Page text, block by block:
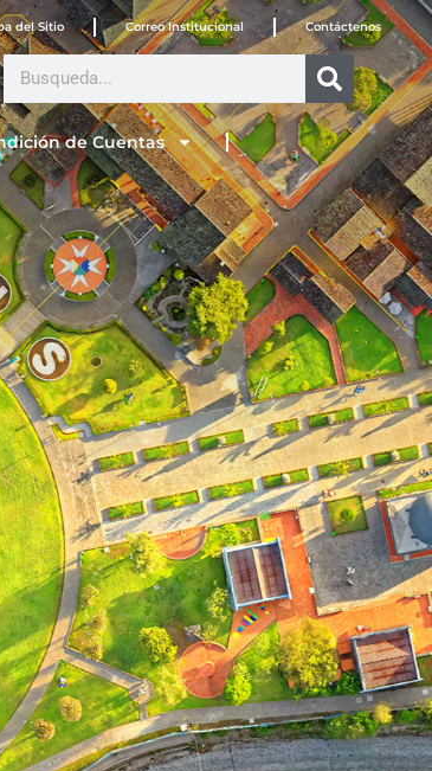
del Sitio Correo Institucional Contáctenos
Search
de Cuentas